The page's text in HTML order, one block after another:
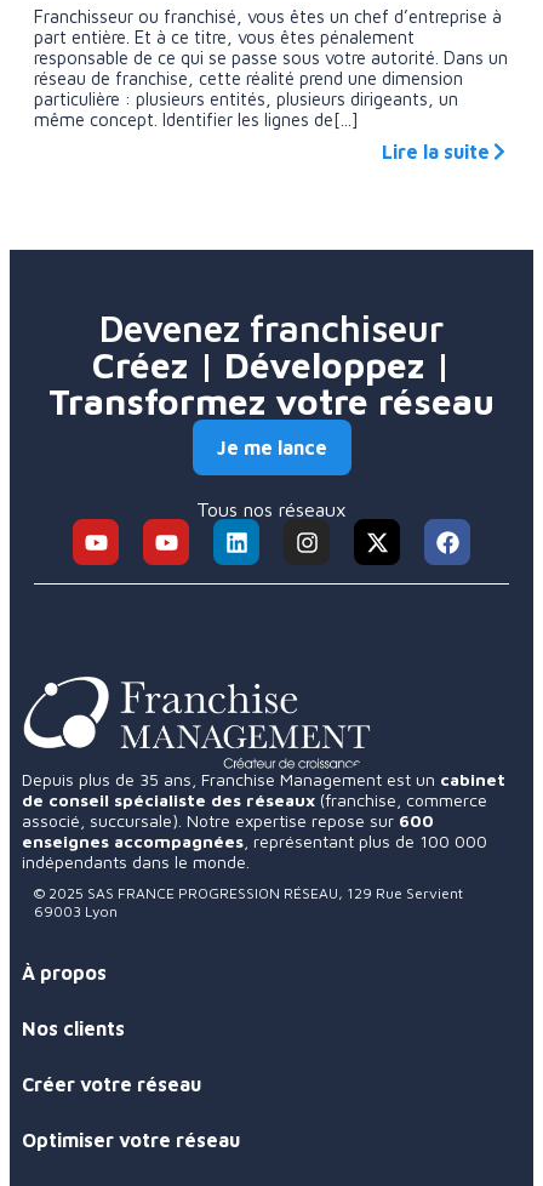
Franchisseur ou franchisé, vous êtes un chef d’entreprise à
part entière. Et à ce titre, vous êtes pénalement
responsable de ce qui se passe sous votre autorité. Dans un
réseau de franchise, cette réalité prend une dimension
particulière : plusieurs entités, plusieurs dirigeants, un
même concept. Identifier les lignes de[...]
Lire la suite
Devenez franchiseur
Créez | Développez |
Transformez votre réseau
Je me lance
Tous nos réseaux
Depuis plus de 35 ans, Franchise Management est un cabinet
de conseil spécialiste des réseaux (franchise, commerce
associé, succursale). Notre expertise repose sur 600
enseignes accompagnées , représentant plus de 100 000
indépendants dans le monde.
© 2025 SAS FRANCE PROGRESSION RÉSEAU, 129 Rue Servient
69003 Lyon
À propos
Nos clients
Créer votre réseau
Optimiser votre réseau